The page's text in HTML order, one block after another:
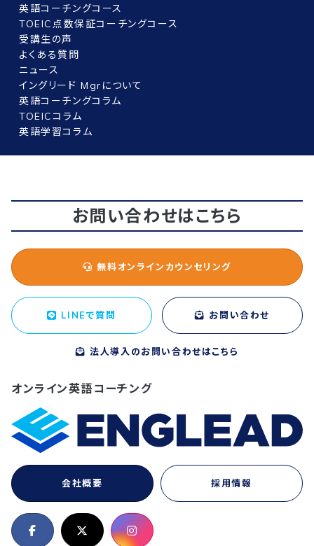
英語コーチングコース
TOEIC点数保証コーチングコース
受講生の声
よくある質問
ニュース
イングリード Mgrについて
英語コーチングコラム
TOEICコラム
英語学習コラム
お問い合わせはこちら
無料オンラインカウンセリング
LINEで質問 お問い合わせ
法人導入のお問い合わせはこちら
オンライン英語コーチング
会社概要 採用情報